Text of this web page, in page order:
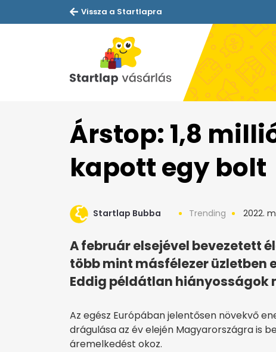
Vissza a Startlapra
Árstop: 1,8
kapott egy bolt
Startlap Bubba Trending 2022.
A február elsejével bevezetett
több mint másfélezer üzletben
Eddig példátlan
Az egész Európában jelentősen növekvő
drágulása az év elején Magyarországra is
áremelkedést okoz.